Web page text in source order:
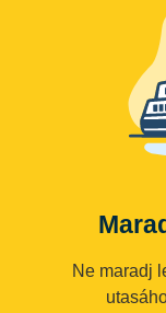
Ne maradj